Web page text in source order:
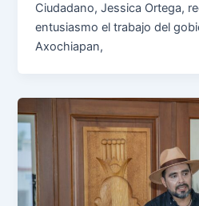
Ciudadano, Jessica Ortega,
entusiasmo el trabajo del
Axochiapan,